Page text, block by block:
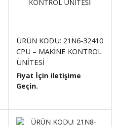
ÜRÜN KODU: 21N6-32410
CPU – MAKİNE KONTROL
ÜNİTESİ
Fiyat İçin iletişime
Geçin.